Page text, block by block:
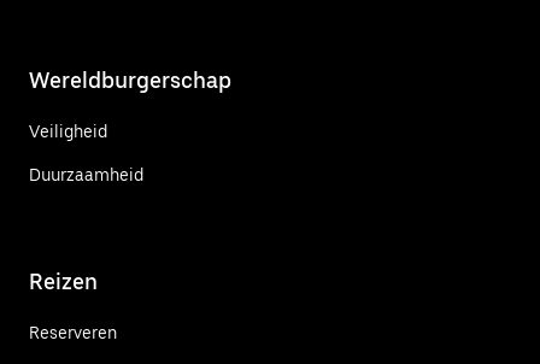
Wereldburgerschap
Veiligheid
Duurzaamheid
Reizen
Reserveren